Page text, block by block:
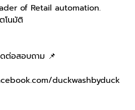
of Retail automation.
โนมัติ
ต่อสอบถาม 📌
duckwashbyduck